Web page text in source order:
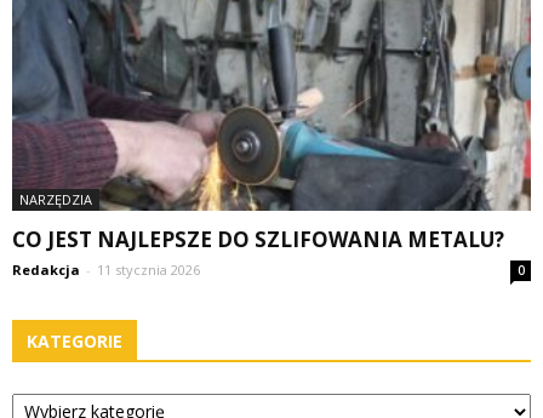
NARZĘDZIA
CO JEST NAJLEPSZE DO SZLIFOWANIA METALU?
Redakcja - 11 stycznia 2026 0
KATEGORIE
Kategorie